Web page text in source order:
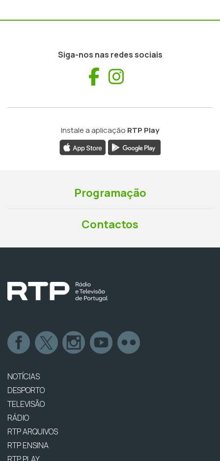
Siga-nos nas redes sociais
Facebook
Instale a aplicação RTP Play
Programação
Contactos
NOTÍCIAS
DESPORTO
TELEVISÃO
RÁDIO
RTP ARQUIVOS
RTP ENSINA